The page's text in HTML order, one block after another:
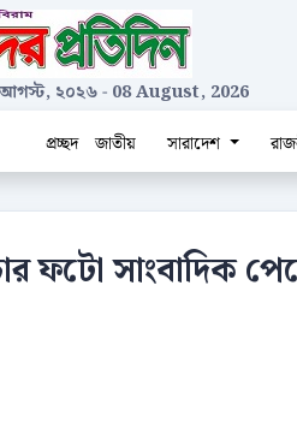
২০২৬- 08 August, 2026
প্রচ্ছদ
জাতীয় সারাদেশ
ফটো সাংবাদিক